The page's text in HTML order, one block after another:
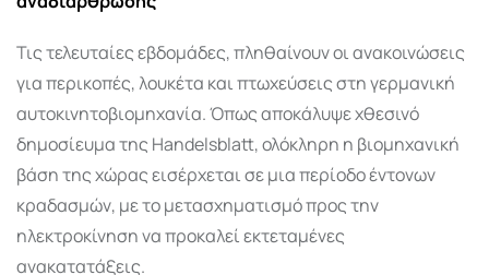
Τις τελευταίες εβδομάδες, πληθαίνουν οι ανακοινώσεις
για περικοπές, λουκέτα και πτωχεύσεις στη γερμανική
αυτοκινητοβιομηχανία. Όπως αποκάλυψε χθεσινό
δημοσίευμα της Handelsblatt, ολόκληρη η βιομηχανική
βάση της χώρας εισέρχεται σε μια περίοδο έντονων
κραδασμών, με το μετασχηματισμό προς την
ηλεκτροκίνηση να προκαλεί εκτεταμένες
ανακατατάξεις.